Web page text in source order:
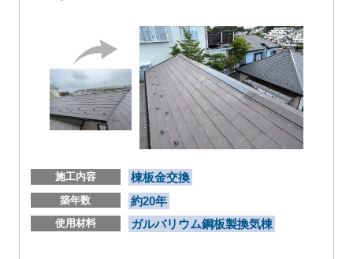
施工内容 棟板金交換
築年数 約20年
使用材料 ガルバリウム鋼板製換気棟